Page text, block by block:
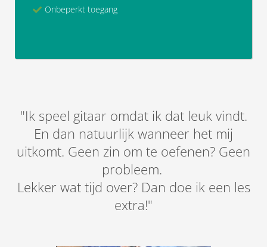
Onbeperkt toegang
"Ik speel gitaar omdat ik dat leuk vindt.
En dan natuurlijk wanneer het mij
uitkomt. Geen zin om te oefenen? Geen
probleem.
Lekker wat tijd over? Dan doe ik een les
extra!"